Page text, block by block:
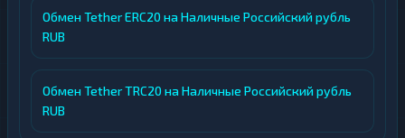
Обмен Tether ERC20 на Наличные Российский рубль
RUB
Обмен Tether TRC20 на Наличные Российский рубль
RUB